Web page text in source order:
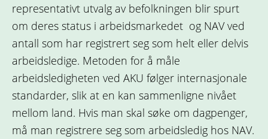
representativt utvalg av befolkningen blir spurt
om deres status i arbeidsmarkedet og NAV ved
antall som har registrert seg som helt eller delvis
arbeidsledige. Metoden for å måle
arbeidsledigheten ved AKU følger internasjonale
standarder, slik at en kan sammenligne nivået
mellom land. Hvis man skal søke om dagpenger,
må man registrere seg som arbeidsledig hos NAV.